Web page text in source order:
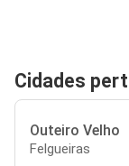
Cidades
Outeiro Velho
Felgueiras